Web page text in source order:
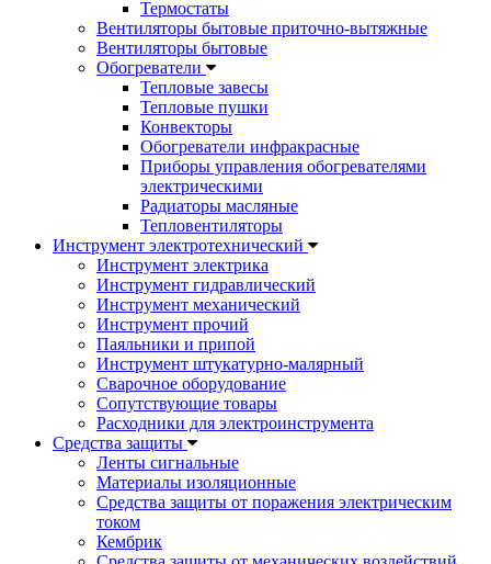
Термостаты
Вентиляторы бытовые приточно-вытяжные
Вентиляторы бытовые
Обогреватели
Тепловые завесы
Тепловые пушки
Конвекторы
Обогреватели инфракрасные
Приборы управления обогревателями
электрическими
Радиаторы масляные
Тепловентиляторы
Инструмент электротехнический
Инструмент электрика
Инструмент гидравлический
Инструмент механический
Инструмент прочий
Паяльники и припой
Инструмент штукатурно-малярный
Сварочное оборудование
Сопутствующие товары
Расходники для электроинструмента
Cредства защиты
Ленты сигнальные
Материалы изоляционные
Средства защиты от поражения электрическим
током
Кембрик